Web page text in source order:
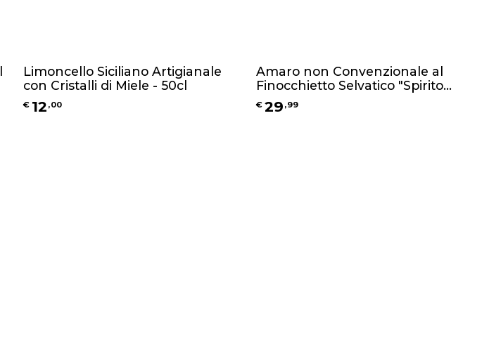
Limoncello Siciliano Artigianale
con Cristalli di Miele - 50cl
€ 12 ,00
Amaro non Convenzionale al
Finocchietto Selvatico "Spirito
Selvaggio" + Astuccio elegante
€ 29 ,99